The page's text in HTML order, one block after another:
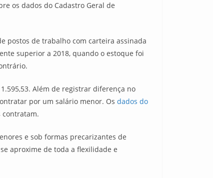
os dados do Cadastro Geral de
postos de trabalho com carteira assinada
superior a 2018, quando o estoque foi
Além de registrar diferença no
por um salário menor. Os dados do
contratam.
e sob formas precarizantes de
aproxime de toda a flexilidade e